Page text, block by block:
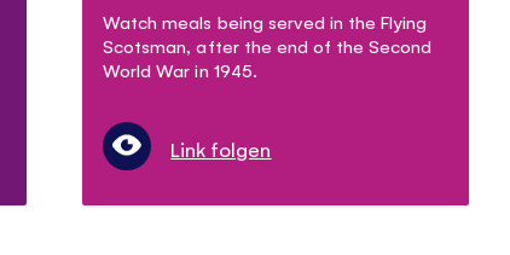
Watch meals being served in the Flying
Scotsman, after the end of the Second
World War in 1945.
Link folgen